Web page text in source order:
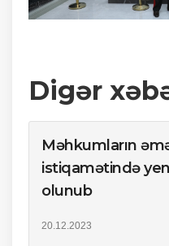
Digər
Məhkumların
istiqamətində
olunub
20.12.2023